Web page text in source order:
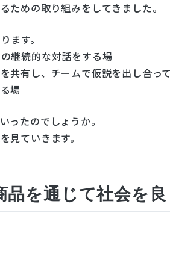
ための取り組みをしてきました。
ます。
継続的な対話をする場
共有し、チームで仮説を出し合っ
場
ったのでしょうか。
見ていきます。
品を通じて社会を